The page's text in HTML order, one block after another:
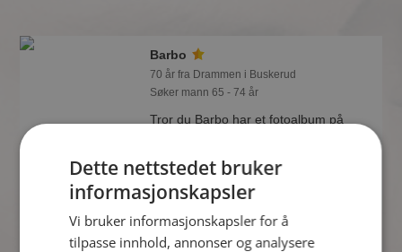
Barbo
70 år fra Drammen i Buskerud
Søker mann 65 - 74 år
Tror du Barbo har et fotoalbum på
spennende bilder på sidene.
Dette nettstedet bruker
informasjonskapsler
Vi bruker informasjonskapsler for å
tilpasse innhold, annonser og analysere